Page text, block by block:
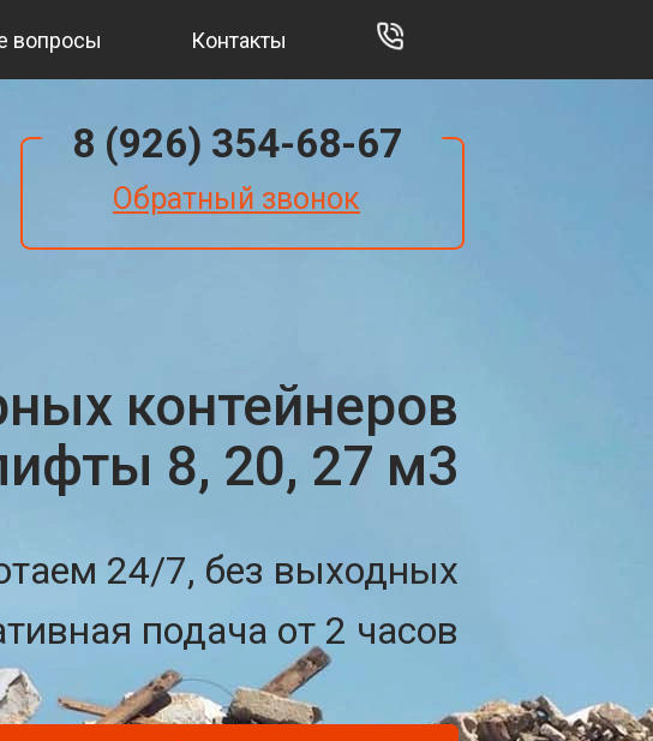
вопросы Контакты
8 (926) 354-68-67
Обратный звонок
контейнеров
8, 20, 27 м3
24/7, без выходных
подача от 2 часов